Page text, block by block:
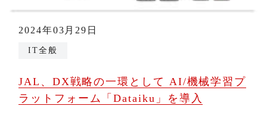
2024年03月29日
IT全般
JAL、DX戦略の一環として AI/機械学習プ
ラットフォーム「Dataiku」を導入